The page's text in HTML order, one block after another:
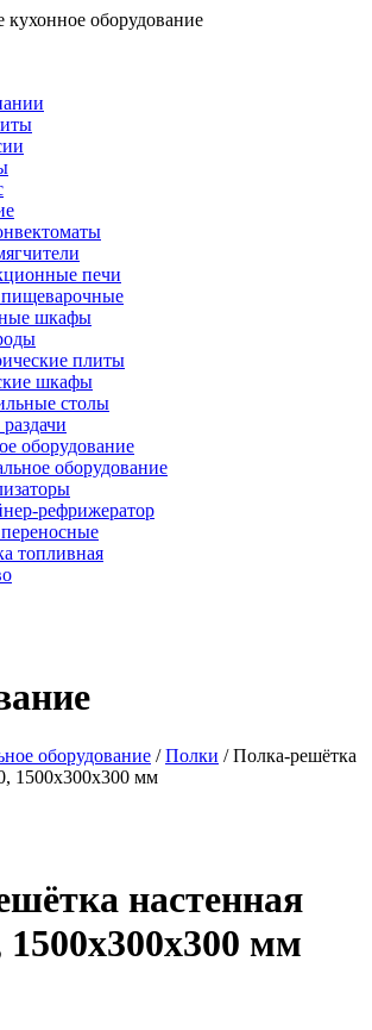
кухонное оборудование
печи
шкафы
плиты
шкафы
столы
оборудование
оборудование
рефрижератор
топливная
оборудование /Полки / Полка-решётка
1500х300х300 мм
настенная
1500х300х300 мм